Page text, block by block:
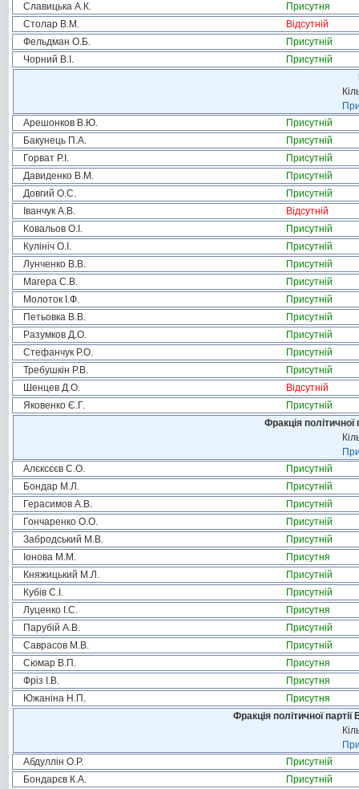
Славицька А.К.
Присутня
Столар В.М.
Відсутній
Фельдман О.Б.
Присутній
Чорний В.І.
Присутній
Арешонков В.Ю.
Присутній
Бакунець П.А.
Присутній
Горват Р.І.
Присутній
Давиденко В.М.
Присутній
Довгий О.С.
Присутній
Іванчук А.В.
Відсутній
Ковальов О.І.
Присутній
Кулініч О.І.
Присутній
Лунченко В.В.
Присутній
Магера С.В.
Присутній
Молоток І.Ф.
Присутній
Петьовка В.В.
Присутній
Разумков Д.О.
Присутній
Стефанчук Р.О.
Присутній
Требушкін Р.В.
Присутній
Шенцев Д.О.
Відсутній
Яковенко Є.Г.
Присутній
Фракція
Алєксєєв С.О.
Присутній
Бондар М.Л.
Присутній
Герасимов А.В.
Присутній
Гончаренко О.О.
Присутній
Забродський М.В.
Присутній
Іонова М.М.
Присутня
Княжицький М.Л.
Присутній
Кубів С.І.
Присутній
Луценко І.С.
Присутня
Парубій А.В.
Присутній
Саврасов М.В.
Присутній
Сюмар В.П.
Присутня
Фріз І.В.
Присутня
Южаніна Н.П.
Присутня
Фракція політичної
Абдуллін О.Р.
Присутній
Бондарєв К.А.
Присутній